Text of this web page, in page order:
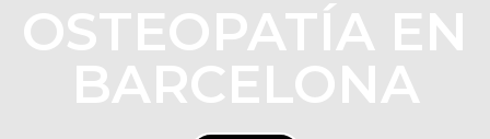
OSTEOPATÍA EN
BARCELONA